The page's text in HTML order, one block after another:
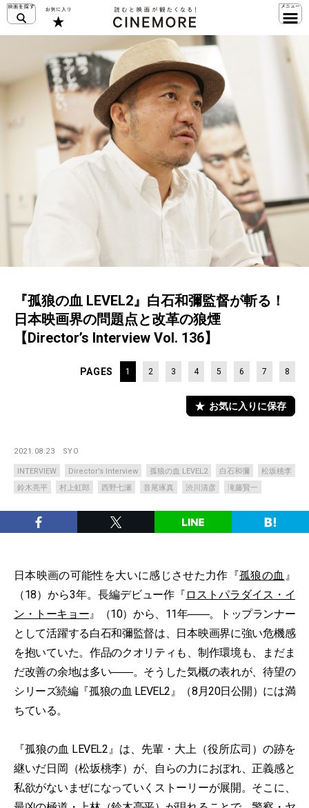
『孤狼の血 LEVEL2』白石和彌監督が斬る！
日本映画界の問題点と改革の狼煙
【Director’s Interview Vol. 136】
PAGES 1 2 3 4 5 6 7 8
お気に入りに保存
2021.08.23 SYO
INTERVIEW Director’s Interview 孤狼の血 LEVEL2 白石和彌
松坂桃李
鈴木亮平
村上虹郎 西野七瀬 音尾琢真 渋川清彦 滝藤賢一
日本映画の可能性を大いに感じさせた力作『孤狼の血 』
（18）から3年。長編デビュー作『 ロストパラダイス・イ
ン・トーキョー』（10）から、11年――。トップランナー
として活躍する白石和彌監督は、日本映画界に強い危機感
を抱いていた。作品のクオリティも、制作環境も、まだま
だ改善の余地は多い――。そうした気概の表れが、待望の
シリーズ続編『孤狼の血 LEVEL2』（8月20日公開）には満
ちている。
『孤狼の血 LEVEL2』は、先輩・大上（役所広司）の跡を
継いだ日岡（松坂桃李）が、自らの力におぼれ、正義感と
私欲がないまぜになっていくストーリーが展開。そこに、